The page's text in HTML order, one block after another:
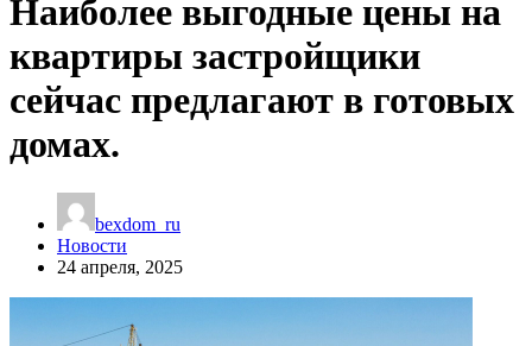
Наиболее выгодные цены на
квартиры застройщики
сейчас предлагают в готовых
домах.
bexdom_ru
Новости
24 апреля, 2025